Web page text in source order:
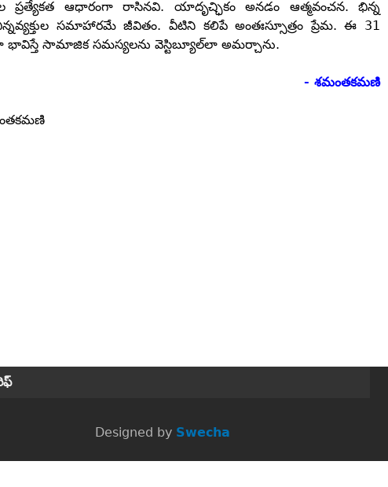
ఆధారంగా రాసినవి. యాదృచ్ఛికం అనడం ఆత్మవంచన. భిన్న
సమాహారమే జీవితం. వీటిని కలిపే అంతఃస్సూత్రం ప్రేమ. ఈ 31
భావిస్తే సామాజిక సమస్యలను వెస్టిబ్యూల్‌లా అమర్చాను.
- శమంతకమణి
Designed by Swecha